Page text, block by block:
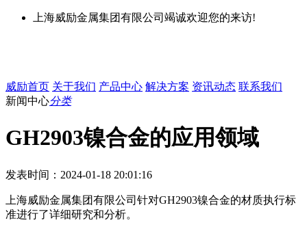
上海威励金属集团有限公司竭诚欢迎您的来访!
威励首页 关于我们 产品中心 解决方案 资讯动态 联系我们
新闻中心分类
GH2903镍合金的应用领域
发表时间：2024-01-18 20:01:16
上海威励金属集团有限公司针对GH2903镍合金的材质执行标
准进行了详细研究和分析。